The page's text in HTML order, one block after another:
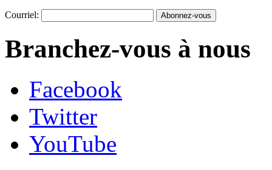
Courriel:
Branchez-vous à nous
Facebook
Twitter
YouTube